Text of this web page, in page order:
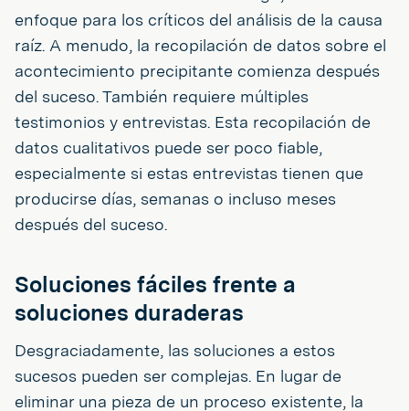
enfoque para los críticos del análisis de la causa
raíz. A menudo, la recopilación de datos sobre el
acontecimiento precipitante comienza después
del suceso. También requiere múltiples
testimonios y entrevistas. Esta recopilación de
datos cualitativos puede ser poco fiable,
especialmente si estas entrevistas tienen que
producirse días, semanas o incluso meses
después del suceso.
Soluciones fáciles frente a
soluciones duraderas
Desgraciadamente, las soluciones a estos
sucesos pueden ser complejas. En lugar de
eliminar una pieza de un proceso existente, la